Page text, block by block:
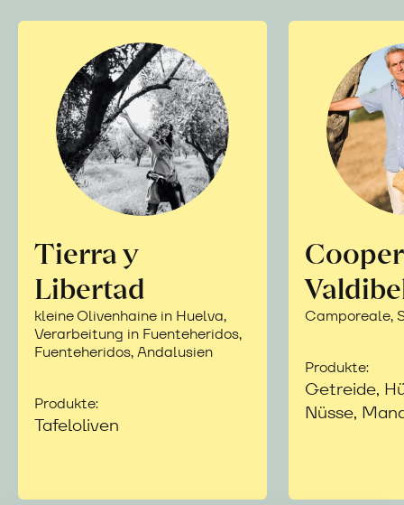
Tierra y
Libertad
kleine Olivenhaine in Huelva,
Verarbeitung in Fuenteheridos,
Fuenteheridos, Andalusien
Produkte:
Tafeloliven
Camporeale,
Produkte:
Getreide,
Nüsse,